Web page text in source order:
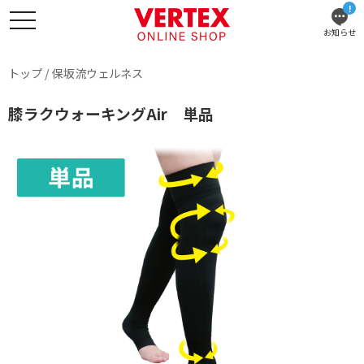
!
お知らせ
トップ /保坂流ウェルネス
膝ラクウォーキングAir 単品